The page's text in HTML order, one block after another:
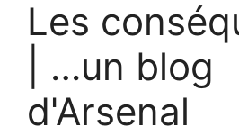
Les
| …un blog
d'Arsenal